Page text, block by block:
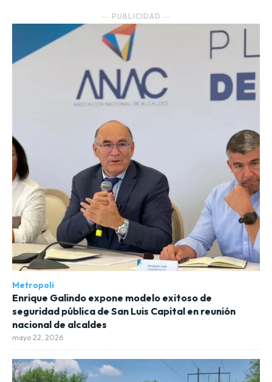
― PUBLICIDAD ―
Metropoli
Enrique Galindo expone modelo exitoso de
seguridad pública de San Luis Capital en reunión
nacional de alcaldes
mayo 22, 2026